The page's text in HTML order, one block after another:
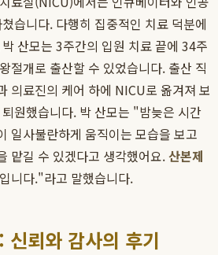
습니다. 다행히 집중적인 치료 덕분에
산모는 3주간의 입원 치료 끝에 34주
절개로 출산할 수 있었습니다. 출산 직
의료진의 케어 하에 NICU로 옮겨져 보
원했습니다. 박 산모는 "밤늦은 시간
일사불란하게 움직이는 모습을 보고
맡길 수 있겠다고 생각했어요. 산본제
니다."라고 말했습니다.
신뢰와 감사의 후기